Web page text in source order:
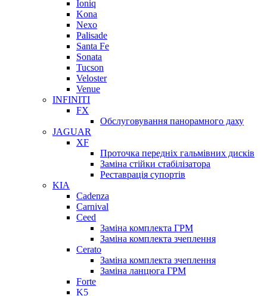
Ioniq
Kona
Nexo
Palisade
Santa Fe
Sonata
Tucson
Veloster
Venue
INFINITI
FX
Обслуговування панорамного даху
JAGUAR
XF
Проточка передніх гальмівних дисків
Заміна стійки стабілізатора
Реставрація супортів
KIA
Cadenza
Carnival
Ceed
Заміна комплекта ГРМ
Заміна комплекта зчеплення
Cerato
Заміна комплекта зчеплення
Заміна ланцюга ГРМ
Forte
K5